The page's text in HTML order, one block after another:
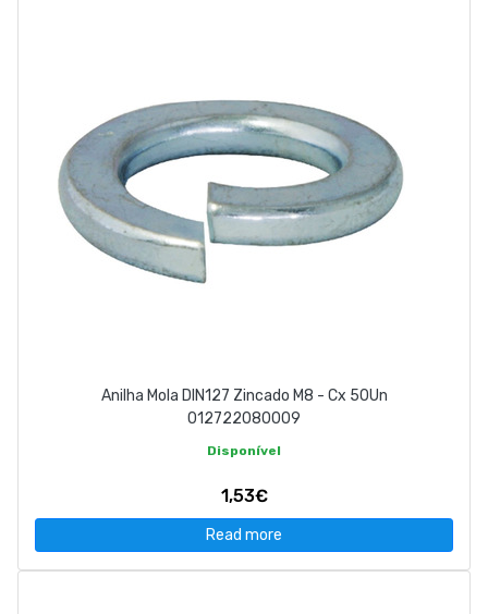
Anilha Mola DIN127 Zincado M8 - Cx 50Un
012722080009
Disponível
1,53€
Read more